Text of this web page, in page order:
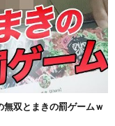
無双とまきの罰ゲームｗ